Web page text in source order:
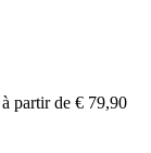
à partir de € 79,90